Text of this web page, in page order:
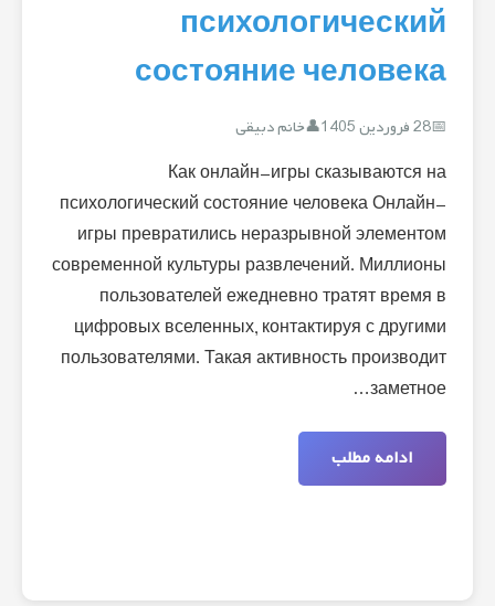
психологический
состояние человека
28 فروردین 1405 خانم دبیقی
Как онлайн-игры сказываются на
психологический состояние человека Онлайн-
игры превратились неразрывной элементом
современной культуры развлечений. Миллионы
пользователей ежедневно тратят время в
цифровых вселенных, контактируя с другими
пользователями. Такая активность производит
заметное…
ادامه مطلب